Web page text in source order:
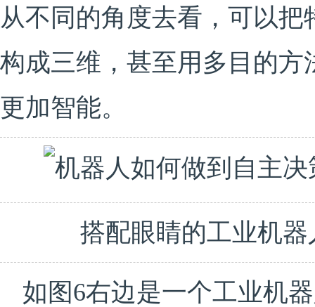
从不同的角度去看，可以
构成三维，甚至用多目的
更加智能。
搭配眼睛的工业机
如图6右边是一个工业机